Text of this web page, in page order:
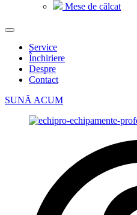
Mese de călcat
Service
Închiriere
Despre
Contact
SUNĂ ACUM